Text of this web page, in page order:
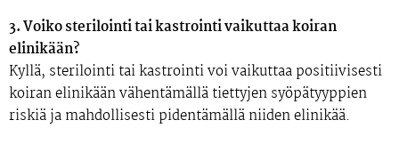
3. Voiko sterilointi tai kastrointi vaikuttaa koiran
elinikään?
Kyllä, sterilointi tai kastrointi voi vaikuttaa positiivisesti
koiran elinikään vähentämällä tiettyjen syöpätyyppien
riskiä ja mahdollisesti pidentämällä niiden elinikää.